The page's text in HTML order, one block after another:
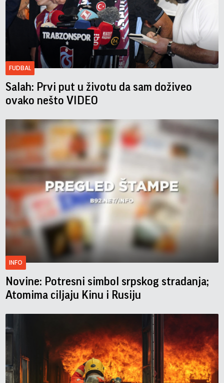
FUDBAL
Salah: Prvi put u životu da sam doživeo
ovako nešto VIDEO
INFO
Novine: Potresni simbol srpskog stradanja;
Atomima ciljaju Kinu i Rusiju